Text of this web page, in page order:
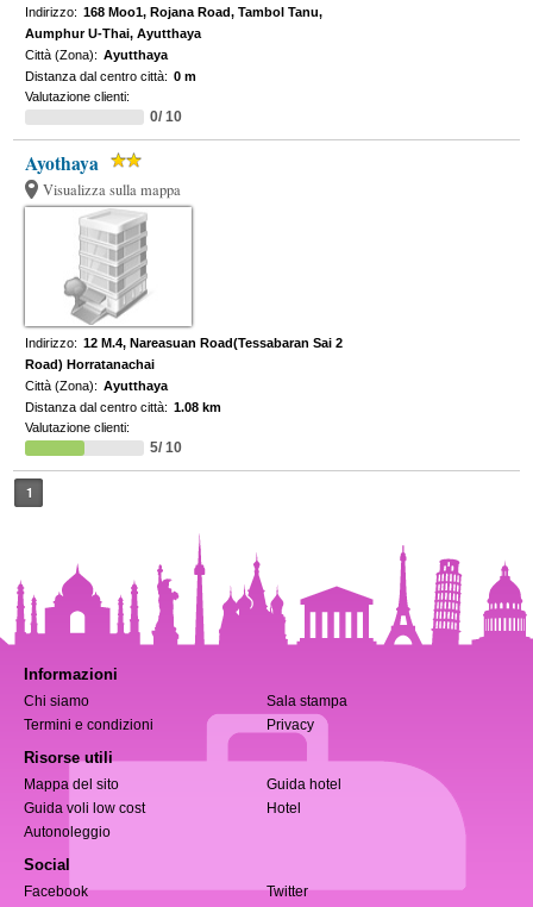
Indirizzo: 168 Moo1, Rojana Road, Tambol Tanu,
Aumphur U-Thai, Ayutthaya
Città (Zona): Ayutthaya
Distanza dal centro città: 0 m
Valutazione clienti:
0/ 10
Ayothaya
Visualizza sulla mappa
Indirizzo: 12 M.4, Nareasuan Road(Tessabaran Sai 2
Road) Horratanachai
Città (Zona): Ayutthaya
Distanza dal centro città: 1.08 km
Valutazione clienti:
5/ 10
1
Informazioni
Chi siamo
Sala stampa
Termini e condizioni
Privacy
Risorse utili
Mappa del sito
Guida hotel
Guida voli low cost
Hotel
Autonoleggio
Social
Facebook Twitter